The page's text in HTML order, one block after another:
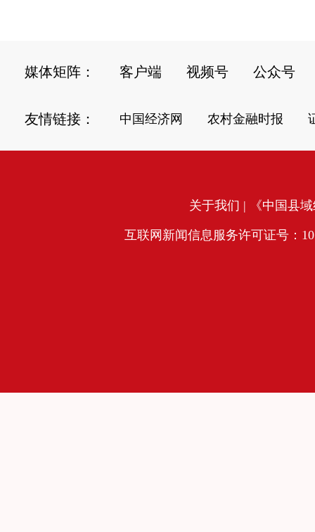
媒体矩阵： 客户端 视频号 公众号
友情链接： 中国经济网 农村金融时报
关于我们 | 《中国县
互联网新闻信息服务许可证号：